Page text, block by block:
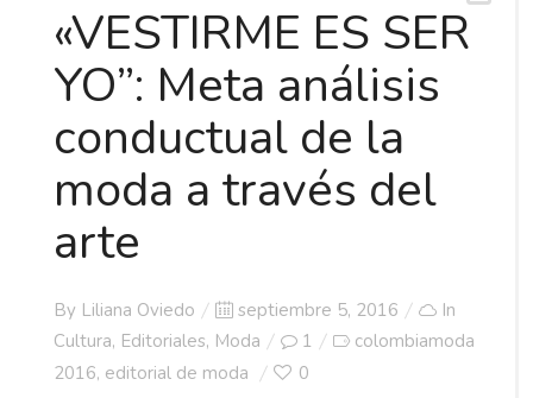
«VESTIRME ES SER
YO”: Meta análisis
conductual de la
moda a través del
arte
By Liliana Oviedo
Posted
on
septiembre 5, 2016
In
Cultura, Editoriales, Moda 1
colombiamoda
2016, editorial de moda 0